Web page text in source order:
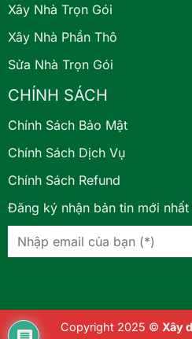
Xây Nhà Trọn Gói
Xây Nhà Phần Thô
Sửa Nhà Trọn Gói
CHÍNH SÁCH
Chính Sách Bảo Mật
Chính Sách Dịch Vụ
Chính Sách Refund
Đăng ký nhận bản tin mới
Copyright 2025 © Xây